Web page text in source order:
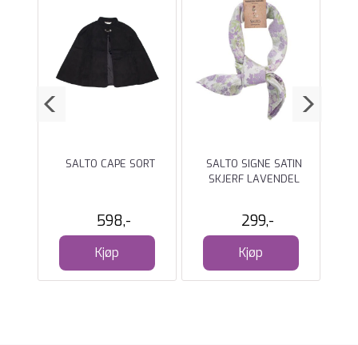
SALTO CAPE SORT
598,-
Kjøp
SALTO SIGNE SATIN
SKJERF LAVENDEL
299,-
Kjøp